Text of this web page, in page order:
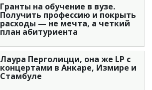
Гранты на обучение в вузе.
Получить профессию и покрыть
расходы — не мечта, а четкий
план абитуриента
Лаура Перголицци, она же LP с
концертами в Анкаре, Измире и
Стамбуле